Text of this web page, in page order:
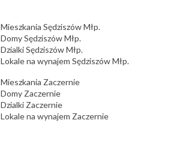
Mieszkania Sędziszów Młp.
Domy Sędziszów Młp.
Dzialki Sędziszów Młp.
Lokale na wynajem Sędziszów Młp.
Mieszkania Zaczernie
Domy Zaczernie
Dzialki Zaczernie
Lokale na wynajem Zaczernie